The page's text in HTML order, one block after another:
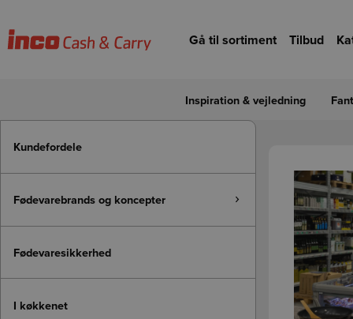
Gå til sortiment Tilbud
Inspiration & vejledning
Kundefordele
Fødevarebrands og koncepter Toggle accordion
bertel x museth - dansk charcuterie
Dansk Gastro Kalv
Fødevaresikkerhed
I køkkenet